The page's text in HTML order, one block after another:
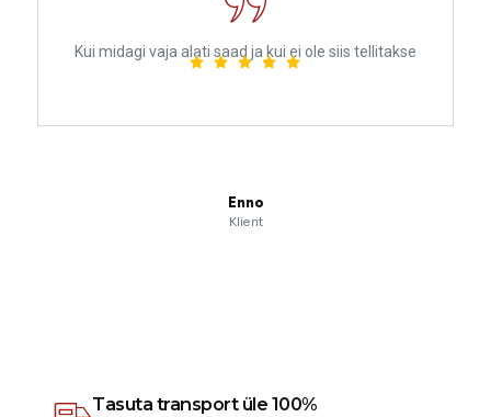
Enno
Klient
Kui midagi vaja alati saad ja kui ei ole siis tellitakse
Tasuta transport üle 100%